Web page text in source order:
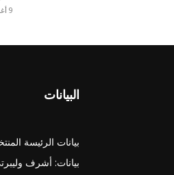
9 أغسطس 2026
البيانات
بيانات الرئيسة
بيانات: أشرف